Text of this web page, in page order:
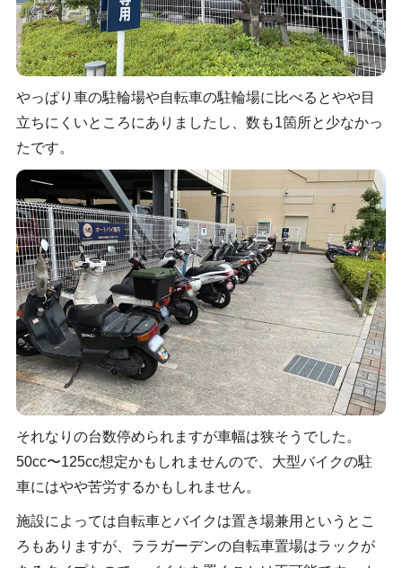
やっぱり車の駐輪場や自転車の駐輪場に比べるとやや目
立ちにくいところにありましたし、数も1箇所と少なかっ
たです。
それなりの台数停められますが車幅は狭そうでした。
50cc〜125cc想定かもしれませんので、大型バイクの駐
車にはやや苦労するかもしれません。
施設によっては自転車とバイクは置き場兼用というとこ
ろもありますが、ララガーデンの自転車置場はラックが